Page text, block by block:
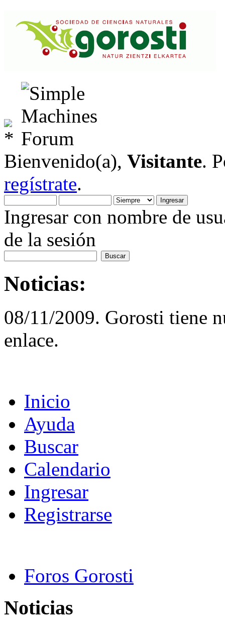
Bienvenido(a), Visitante.
regístrate.
Ingresar con nombre de
de la sesión
Noticias:
08/11/2009. Gorosti tiene
enlace.
Inicio
Ayuda
Buscar
Calendario
Ingresar
Registrarse
Foros Gorosti
Noticias